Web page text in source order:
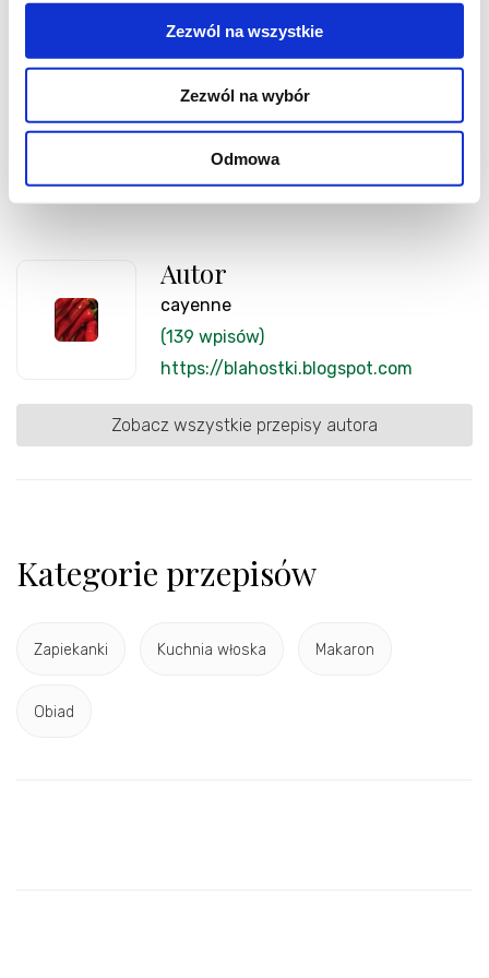
Zezwól na wszystkie
Zezwól na wybór
Odmowa
beszamelowym i pozypujemy zółtym serem i
koperkiem.
Pieczemy do momentu aż makaron będzie
miękki.
Smacznego!
Autor
cayenne
(139 wpisów)
https://blahostki.blogspot.com
Zobacz wszystkie przepisy autora
Kategorie przepisów
Zapiekanki Kuchnia włoska Makaron
Obiad